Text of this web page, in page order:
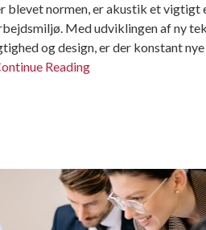
blevet normen, er akustik et vigtigt
Med udviklingen af ny
og design, er der konstant
Reading